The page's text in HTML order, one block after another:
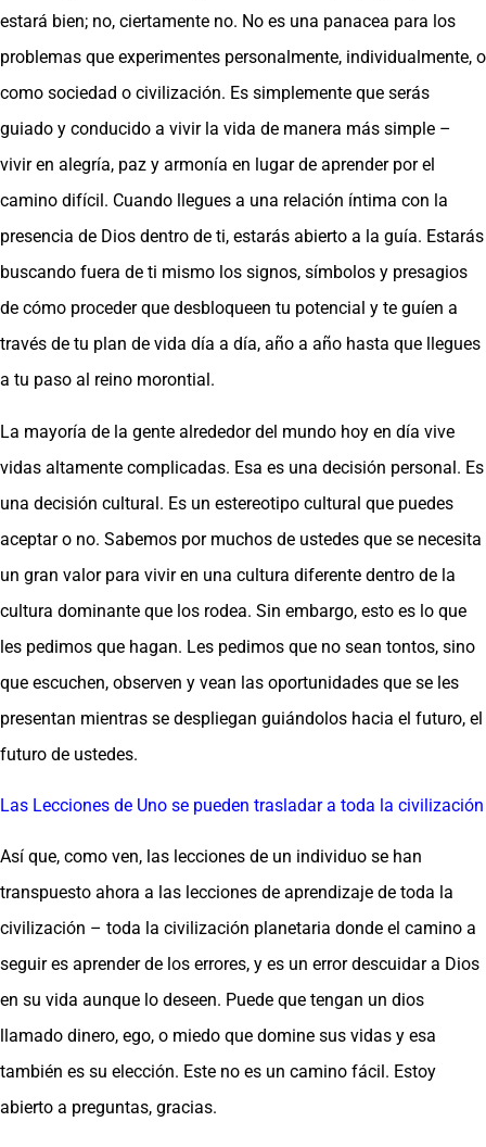
estará bien; no, ciertamente no. No es una panacea para los
problemas que experimentes personalmente, individualmente, o
como sociedad o civilización. Es simplemente que serás
guiado y conducido a vivir la vida de manera más simple –
vivir en alegría, paz y armonía en lugar de aprender por el
camino difícil. Cuando llegues a una relación íntima con la
presencia de Dios dentro de ti, estarás abierto a la guía. Estarás
buscando fuera de ti mismo los signos, símbolos y presagios
de cómo proceder que desbloqueen tu potencial y te guíen a
través de tu plan de vida día a día, año a año hasta que llegues
a tu paso al reino morontial.
La mayoría de la gente alrededor del mundo hoy en día vive
vidas altamente complicadas. Esa es una decisión personal. Es
una decisión cultural. Es un estereotipo cultural que puedes
aceptar o no. Sabemos por muchos de ustedes que se necesita
un gran valor para vivir en una cultura diferente dentro de la
cultura dominante que los rodea. Sin embargo, esto es lo que
les pedimos que hagan. Les pedimos que no sean tontos, sino
que escuchen, observen y vean las oportunidades que se les
presentan mientras se despliegan guiándolos hacia el futuro, el
futuro de ustedes.
Las Lecciones de Uno se pueden trasladar a toda la civilización
Así que, como ven, las lecciones de un individuo se han
transpuesto ahora a las lecciones de aprendizaje de toda la
civilización – toda la civilización planetaria donde el camino a
seguir es aprender de los errores, y es un error descuidar a Dios
en su vida aunque lo deseen. Puede que tengan un dios
llamado dinero, ego, o miedo que domine sus vidas y esa
también es su elección. Este no es un camino fácil. Estoy
abierto a preguntas, gracias.